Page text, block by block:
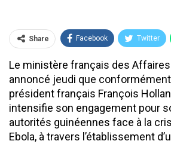
Share Facebook Twitter
Le ministère français des
annoncé jeudi que conformément
président français François
intensifie son engagement pour
autorités guinéennes face à la
Ebola, à travers l’établissement